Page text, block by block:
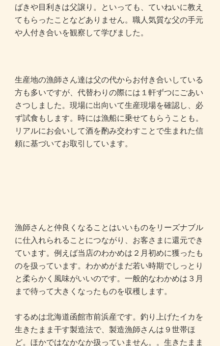
ばきや目利きは父譲り。といっても、ていねいに教え
てもらったことなどありません。職人気質な父の手元
や人付き合いを観察して学びました。
生産地の漁師さん達は父の代からお付き合いしている
方も多いですが、代替わりの際には１軒ずつにごあい
さつしました。現場に出向いて生産現場を確認し、必
ず試食もします。時には漁船に乗せてもらうことも。
リアルにお会いして酒を酌み交わすことで生まれた信
頼に基づいてお取引しています。
漁師さんと仲良くなることはいいものをリーズナブル
に仕入れられることにつながり、お客さまに還元でき
ています。例えば当店のわかめは２月初めに獲ったも
のを扱っています。わかめがまだ若い時期でしっとり
と柔らかく風味がいいのです。一般的なわかめは３月
まで待って大きくなったものを収穫します。
するめは北海道函館市前浜産です。釣り上げたイカを
生きたまま干す製造法で、製造漁師さんは９世帯ほ
ど。ほかではなかなか扱っていません。。生きたまま